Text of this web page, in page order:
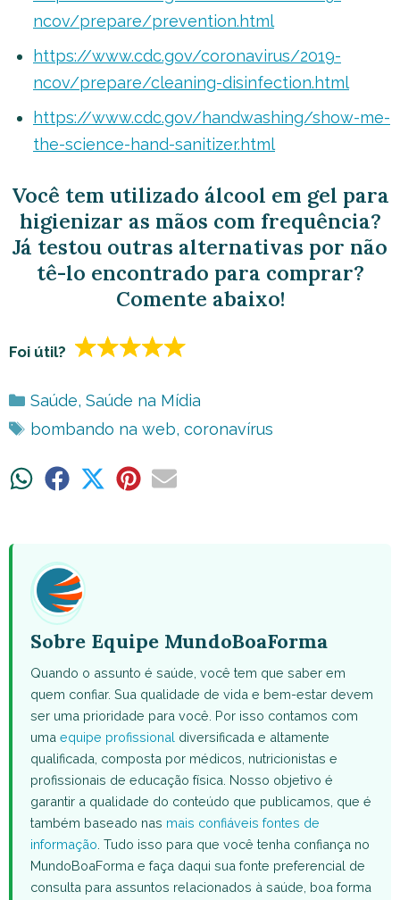
ncov/prepare/prevention.html
https://www.cdc.gov/coronavirus/2019-
ncov/prepare/cleaning-disinfection.html
https://www.cdc.gov/handwashing/show-me-
the-science-hand-sanitizer.html
Você tem utilizado álcool em gel para
higienizar as mãos com frequência?
Já testou outras alternativas por não
tê-lo encontrado para comprar?
Comente abaixo!
Foi útil?
Categorias
Saúde, Saúde na Mídia
Tags
bombando na web, coronavírus
ShareShare ShareShareShare
Sobre Equipe MundoBoaForma
Quando o assunto é saúde, você tem que saber em
quem confiar. Sua qualidade de vida e bem-estar devem
ser uma prioridade para você. Por isso contamos com
uma equipe profissional diversificada e altamente
qualificada, composta por médicos, nutricionistas e
profissionais de educação física. Nosso objetivo é
garantir a qualidade do conteúdo que publicamos, que é
também baseado nas mais confiáveis fontes de
informação . Tudo isso para que você tenha confiança no
MundoBoaForma e faça daqui sua fonte preferencial de
consulta para assuntos relacionados à saúde, boa forma